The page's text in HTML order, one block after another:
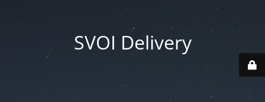
SVOI Delivery